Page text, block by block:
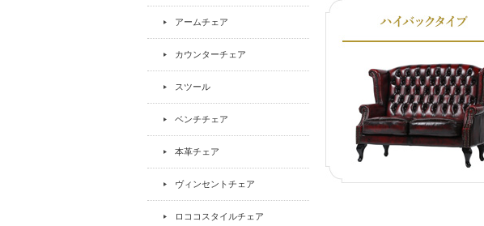
アームチェア
カウンターチェア
スツール
ベンチチェア
本革チェア
ヴィンセントチェア
ロココスタイルチェア